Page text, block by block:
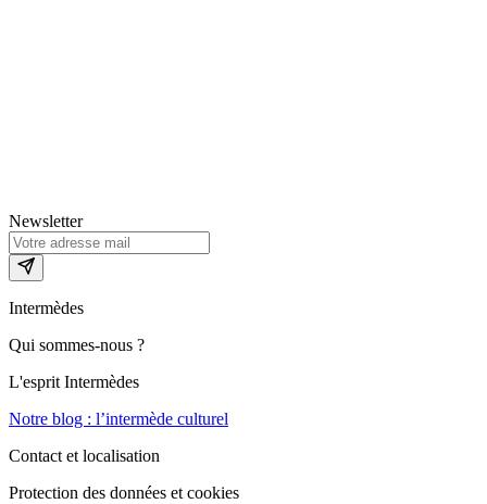
Newsletter
Intermèdes
Qui sommes-nous ?
L'esprit Intermèdes
Notre blog : l’intermède culturel
Contact et localisation
Protection des données et cookies